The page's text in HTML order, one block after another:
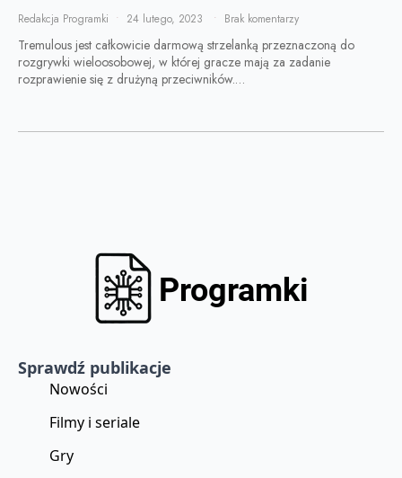
Redakcja Programki 24 lutego, 2023 Brak komentarzy
Tremulous jest całkowicie darmową strzelanką przeznaczoną do
rozgrywki wieloosobowej, w której gracze mają za zadanie
rozprawienie się z drużyną przeciwników.…
Sprawdź publikacje
Nowości
Filmy i seriale
Gry